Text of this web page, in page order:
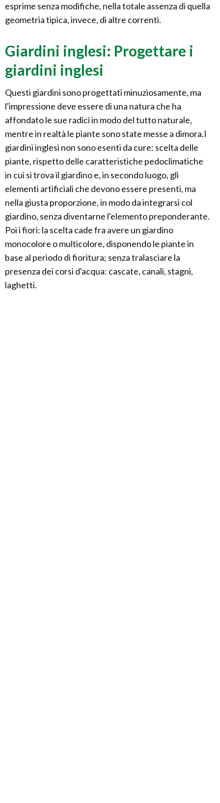
esprime senza modifiche, nella totale assenza di quella
geometria tipica, invece, di altre correnti.
Giardini inglesi: Progettare i
giardini inglesi
Questi giardini sono progettati minuziosamente, ma
l'impressione deve essere di una natura che ha
affondato le sue radici in modo del tutto naturale,
mentre in realtà le piante sono state messe a dimora.I
giardini inglesi non sono esenti da cure: scelta delle
piante, rispetto delle caratteristiche pedoclimatiche
in cui si trova il giardino e, in secondo luogo, gli
elementi artificiali che devono essere presenti, ma
nella giusta proporzione, in modo da integrarsi col
giardino, senza diventarne l'elemento preponderante.
Poi i fiori: la scelta cade fra avere un giardino
monocolore o multicolore, disponendo le piante in
base al periodo di fioritura; senza tralasciare la
presenza dei corsi d'acqua: cascate, canali, stagni,
laghetti.